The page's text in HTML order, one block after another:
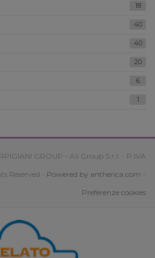
18
40
40
20
6
1
GROUP - Ali Group S.r.l. - P.IVA
Reserved - Powered by antherica.com -
Preferenze cookies